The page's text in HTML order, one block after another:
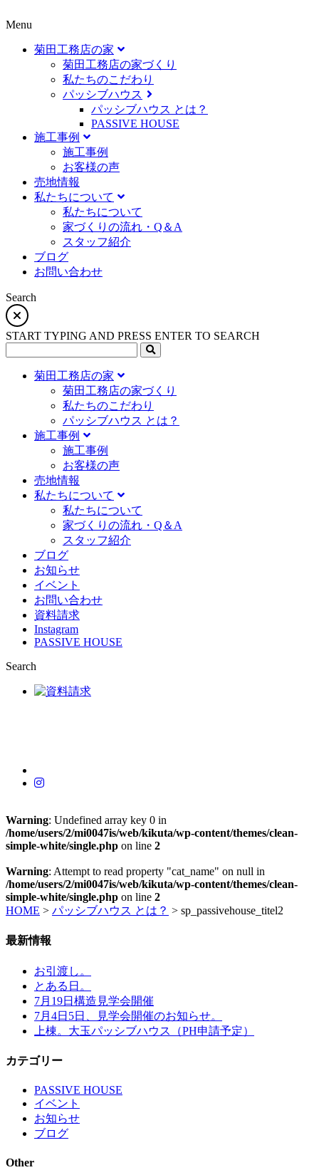
Menu
菊田工務店の家
菊田工務店の家づくり​
私たちのこだわり
パッシブハウス
パッシブハウス とは？
PASSIVE HOUSE
施工事例
施⼯事例
お客様の声
売地情報
私たちについて
私たちについて
家づくりの流れ・Q＆A
スタッフ紹介
ブログ
お問い合わせ
Search
START TYPING AND PRESS ENTER TO SEARCH
菊田工務店の家
菊田工務店の家づくり​
私たちのこだわり
パッシブハウス とは？
施工事例
施⼯事例
お客様の声
売地情報
私たちについて
私たちについて
家づくりの流れ・Q＆A
スタッフ紹介
ブログ
お知らせ
イベント
お問い合わせ
資料請求
Instagram
PASSIVE HOUSE
Search
Warning: Undefined array key 0 in
/home/users/2/mi0047is/web/kikuta/wp-content/themes/clean-
simple-white/single.php on line 2
Warning: Attempt to read property "cat_name" on null in
/home/users/2/mi0047is/web/kikuta/wp-content/themes/clean-
simple-white/single.php on line 2
HOME > パッシブハウス とは？ > sp_passivehouse_titel2
最新情報
お引渡し。
とある日。
7月19日構造見学会開催
7月4日5日、見学会開催のお知らせ。
上棟。大玉パッシブハウス（PH申請予定）
カテゴリー
PASSIVE HOUSE
イベント
お知らせ
ブログ
Other